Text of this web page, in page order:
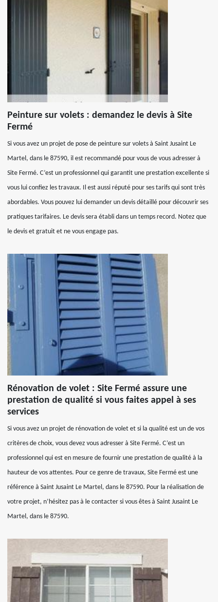
Peinture sur volets : demandez le devis à Site
Fermé
Si vous avez un projet de pose de peinture sur volets à Saint Jusaint Le
Martel, dans le 87590, il est recommandé pour vous de vous adresser à
Site Fermé. C’est un professionnel qui garantit une prestation excellente si
vous lui confiez les travaux. Il est aussi réputé pour ses tarifs qui sont très
abordables. Vous pouvez lui demander un devis détaillé pour découvrir ses
pratiques tarifaires. Le devis sera établi dans un temps record. Notez que
le devis et gratuit et ne vous engage pas.
Rénovation de volet : Site Fermé assure une
prestation de qualité si vous faites appel à ses
services
Si vous avez un projet de rénovation de volet et si la qualité est un de vos
critères de choix, vous devez vous adresser à Site Fermé. C’est un
professionnel qui est en mesure de fournir une prestation de qualité à la
hauteur de vos attentes. Pour ce genre de travaux, Site Fermé est une
référence à Saint Jusaint Le Martel, dans le 87590. Pour la réalisation de
votre projet, n’hésitez pas à le contacter si vous êtes à Saint Jusaint Le
Martel, dans le 87590.